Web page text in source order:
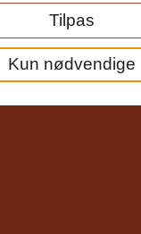
Kun nødvendige
Tilpas